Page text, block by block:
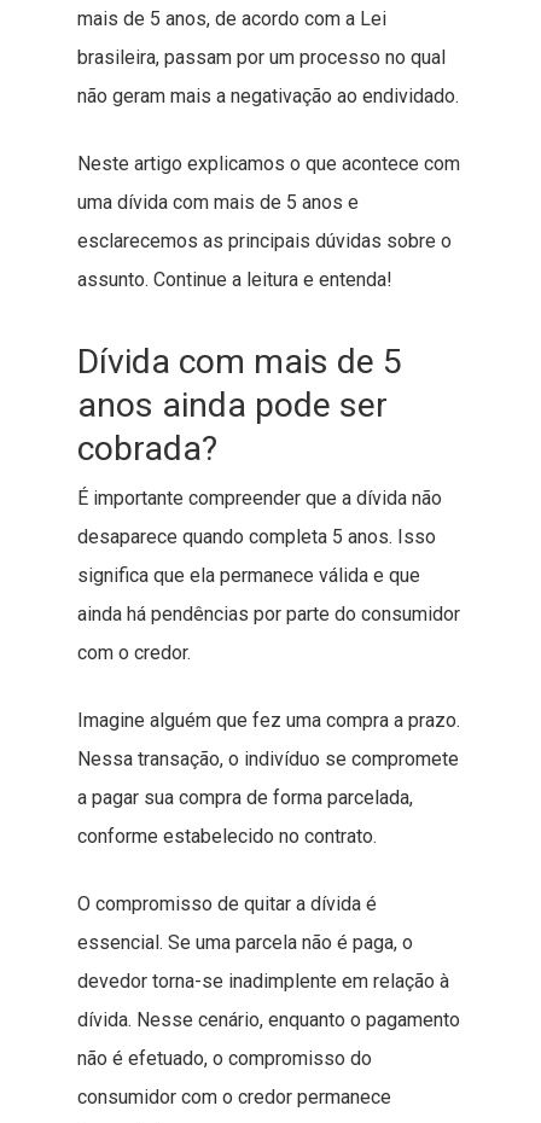
mais de 5 anos, de acordo com a Lei
brasileira, passam por um processo no qual
não geram mais a negativação ao endividado.
Neste artigo explicamos o que acontece com
uma dívida com mais de 5 anos e
esclarecemos as principais dúvidas sobre o
assunto. Continue a leitura e entenda!
Dívida com mais de 5
anos ainda pode ser
cobrada?
É importante compreender que a dívida não
desaparece quando completa 5 anos. Isso
significa que ela permanece válida e que
ainda há pendências por parte do consumidor
com o credor.
Imagine alguém que fez uma compra a prazo.
Nessa transação, o indivíduo se compromete
a pagar sua compra de forma parcelada,
conforme estabelecido no contrato.
O compromisso de quitar a dívida é
essencial. Se uma parcela não é paga, o
devedor torna-se inadimplente em relação à
dívida. Nesse cenário, enquanto o pagamento
não é efetuado, o compromisso do
consumidor com o credor permanece